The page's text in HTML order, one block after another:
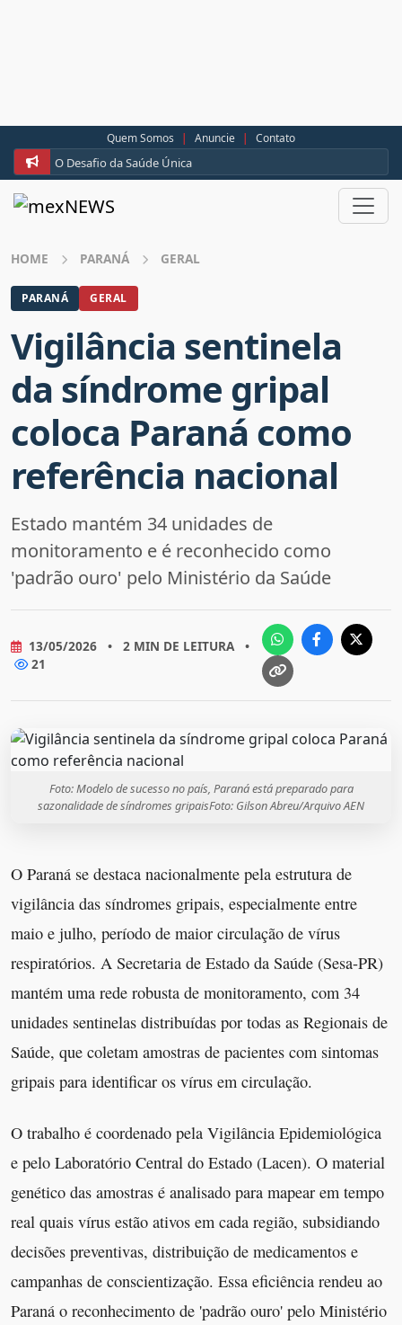
O Desafio da Saúde Única
Quem Somos | Anuncie | Contato
HOME PARANÁ GERAL
PARANÁ GERAL
Vigilância sentinela
da síndrome gripal
coloca Paraná como
referência nacional
Estado mantém 34 unidades de
monitoramento e é reconhecido como
'padrão ouro' pelo Ministério da Saúde
13/05/2026 • 2 MIN DE LEITURA
•
21
Foto: Modelo de sucesso no país, Paraná está preparado para
sazonalidade de síndromes gripaisFoto: Gilson Abreu/Arquivo AEN
O Paraná se destaca nacionalmente pela estrutura de
vigilância das síndromes gripais, especialmente entre
maio e julho, período de maior circulação de vírus
respiratórios. A Secretaria de Estado da Saúde (Sesa-PR)
mantém uma rede robusta de monitoramento, com 34
unidades sentinelas distribuídas por todas as Regionais de
Saúde, que coletam amostras de pacientes com sintomas
gripais para identificar os vírus em circulação.
O trabalho é coordenado pela Vigilância Epidemiológica
e pelo Laboratório Central do Estado (Lacen). O material
genético das amostras é analisado para mapear em tempo
real quais vírus estão ativos em cada região, subsidiando
decisões preventivas, distribuição de medicamentos e
campanhas de conscientização. Essa eficiência rendeu ao
Paraná o reconhecimento de 'padrão ouro' pelo Ministério